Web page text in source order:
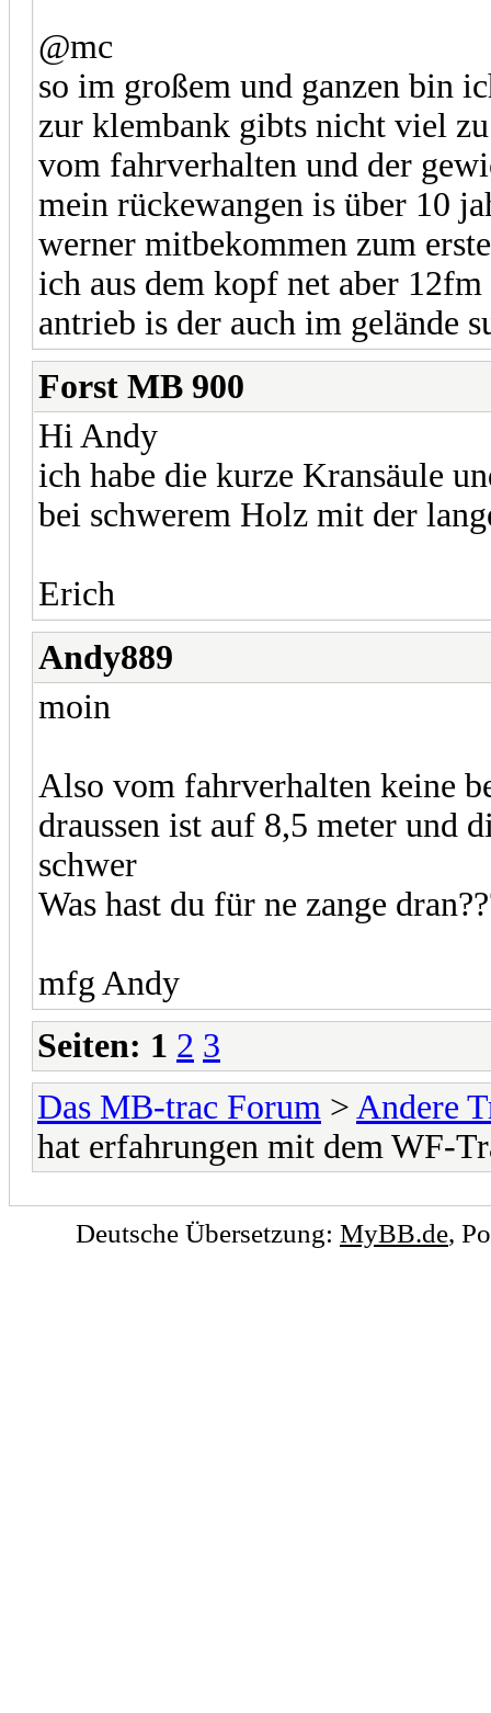
@mc
so im großem und ganzen bin
zur klembank gibts nicht viel
vom fahrverhalten und der
mein rückewangen is über 10
werner mitbekommen zum
ich aus dem kopf net aber
antrieb is der auch im gelände
Forst MB 900
Hi Andy
ich habe die kurze Kransäule
bei schwerem Holz mit der
Erich
Andy889
moin
Also vom fahrverhalten keine
draussen ist auf 8,5 meter und
schwer
Was hast du für ne zange
mfg Andy
Seiten: 1 2 3
Das MB-trac Forum > Andere
hat erfahrungen mit dem WF-
Deutsche Übersetzung: MyBB.de,